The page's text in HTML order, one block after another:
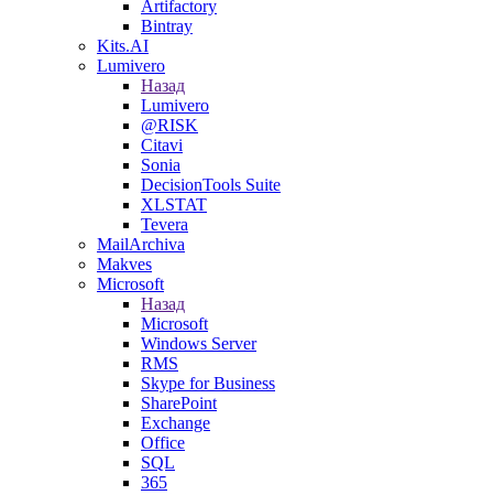
Artifactory
Bintray
Kits.AI
Lumivero
Назад
Lumivero
@RISK
Citavi
Sonia
DecisionTools Suite
XLSTAT
Tevera
MailArchiva
Makves
Microsoft
Назад
Microsoft
Windows Server
RMS
Skype for Business
SharePoint
Exchange
Office
SQL
365